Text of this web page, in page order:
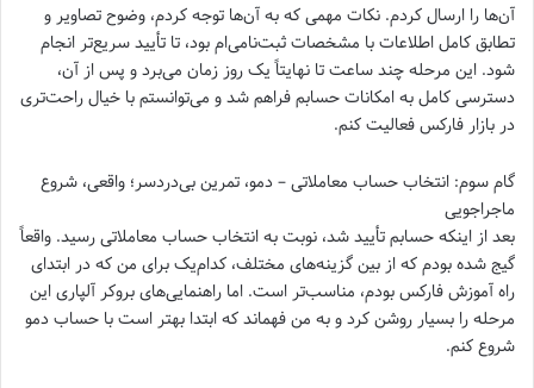
آن‌ها را ارسال کردم. نکات مهمی که به آن‌ها توجه کردم، وضوح تصاویر و
تطابق کامل اطلاعات با مشخصات ثبت‌نامی‌ام بود، تا تأیید سریع‌تر انجام
شود. این مرحله چند ساعت تا نهایتاً یک روز زمان می‌برد و پس از آن،
دسترسی کامل به امکانات حسابم فراهم شد و می‌توانستم با خیال راحت‌تری
در بازار فارکس فعالیت کنم.
گام سوم: انتخاب حساب معاملاتی – دمو، تمرین بی‌دردسر؛ واقعی، شروع
ماجراجویی
بعد از اینکه حسابم تأیید شد، نوبت به انتخاب حساب معاملاتی رسید. واقعاً
گیج شده بودم که از بین گزینه‌های مختلف، کدام‌یک برای من که در ابتدای
راه آموزش فارکس بودم، مناسب‌تر است. اما راهنمایی‌های بروکر آلپاری این
مرحله را بسیار روشن کرد و به من فهماند که ابتدا بهتر است با حساب دمو
شروع کنم.